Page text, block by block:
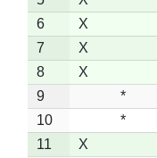
6
X
7
X
8
X
9
*
10
*
11
X